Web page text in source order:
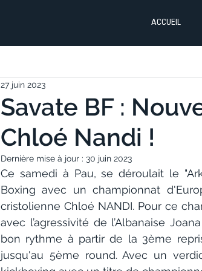
ACCUEIL
Savate BF :
Chloé Nandi !
27 juin 2023
Dernière mise à jour : 30 juin 2023
Ce samedi à Pau, se déroulait le
Boxing avec un championnat
cristolienne Chloé NANDI. Pour ce
avec l’agressivité de l’Albanaise
bon rythme à partir de la 3ème
jusqu'au 5ème round. Avec un